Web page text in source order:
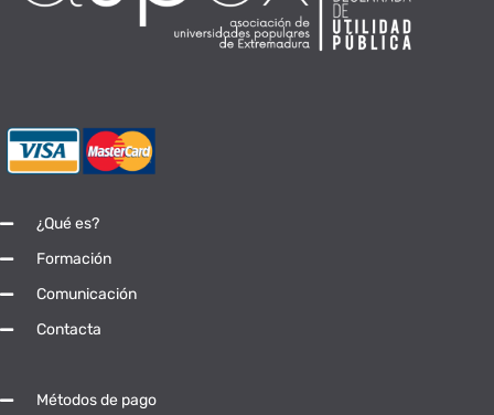
¿Qué es?
Formación
Comunicación
Contacta
Métodos de pago